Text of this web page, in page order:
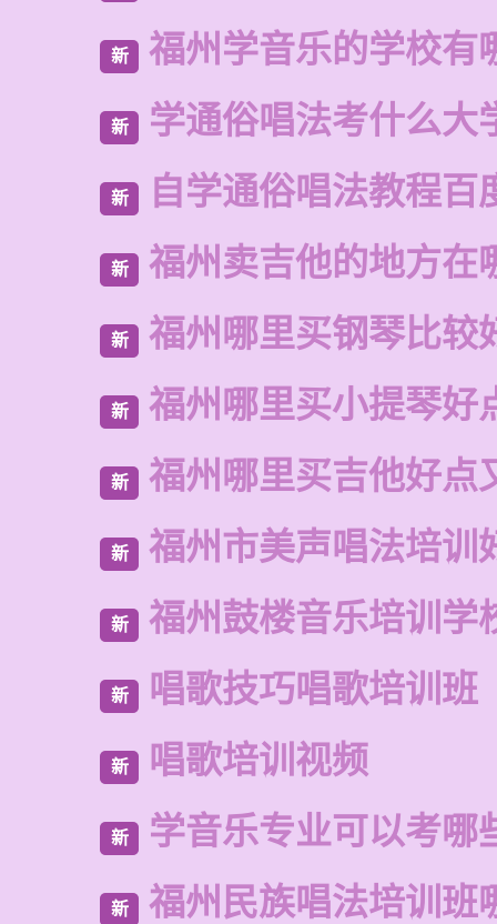
新 福州学音乐的学校有
新 学通俗唱法考什么大
新 自学通俗唱法教程百
新 福州卖吉他的地方在
新 福州哪里买钢琴比较
新 福州哪里买小提琴好
新 福州哪里买吉他好点
新 福州市美声唱法培训
新 福州鼓楼音乐培训学
新 唱歌技巧唱歌培训班
新 唱歌培训视频
新 学音乐专业可以考哪
新 福州民族唱法培训班